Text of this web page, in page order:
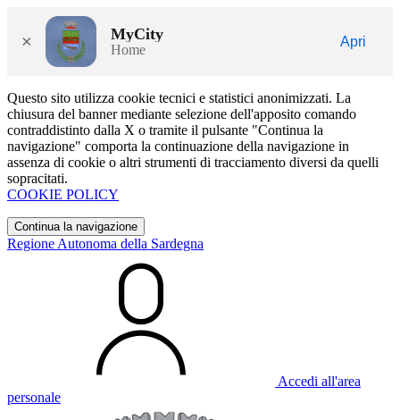
× MyCity
Home
Apri
Questo sito utilizza cookie tecnici e statistici anonimizzati. La
chiusura del banner mediante selezione dell'apposito comando
contraddistinto dalla X o tramite il pulsante "Continua la
navigazione" comporta la continuazione della navigazione in
assenza di cookie o altri strumenti di tracciamento diversi da quelli
sopracitati.
COOKIE POLICY
Continua la navigazione
Regione Autonoma della Sardegna
Accedi all'area
personale